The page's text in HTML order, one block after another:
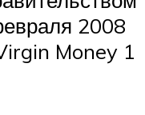
2008
Money 1